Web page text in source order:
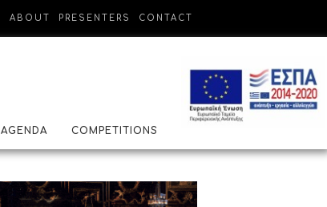
ABOUT PRESENTERS CONTACT
AGENDA COMPETITIONS